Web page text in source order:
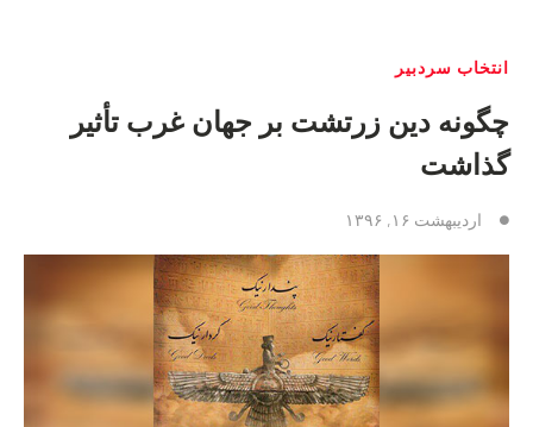
انتخاب سردبیر
چگونه دين زرتشت بر جهان غرب تأثیر
گذاشت
اردیبهشت ۱۶, ۱۳۹۶